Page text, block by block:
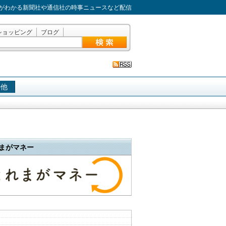
わかる新聞社や通信社の時事ニュースなど配信
ョッピング ブログ
がマネー